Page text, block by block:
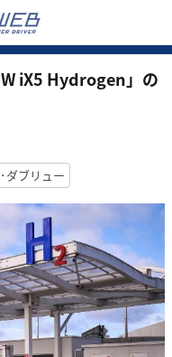
iX5 Hydrogen」の
ダブリュー